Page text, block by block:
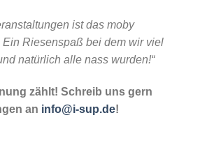
ist das moby
Ein Riesenspaß bei dem wir viel
natürlich alle nass wurden!“
zählt! Schreib uns gern
an info@i-sup.de!